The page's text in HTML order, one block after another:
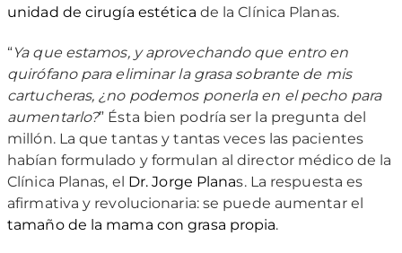
unidad de cirugía estética de la Clínica Planas.
“Ya que estamos, y aprovechando que entro en
quirófano para eliminar la grasa sobrante de mis
cartucheras, ¿no podemos ponerla en el pecho para
aumentarlo?” Ésta bien podría ser la pregunta del
millón. La que tantas y tantas veces las pacientes
habían formulado y formulan al director médico de la
Clínica Planas, el Dr. Jorge Planas. La respuesta es
afirmativa y revolucionaria: se puede aumentar el
tamaño de la mama con grasa propia.